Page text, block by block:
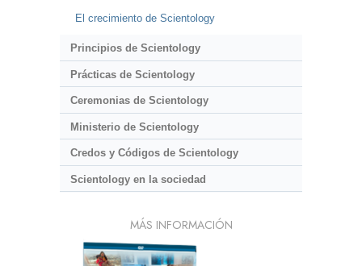
El crecimiento de Scientology
Principios de Scientology
Prácticas de Scientology
Ceremonias de Scientology
Ministerio de Scientology
Credos y Códigos de Scientology
Scientology en la sociedad
MÁS INFORMACIÓN